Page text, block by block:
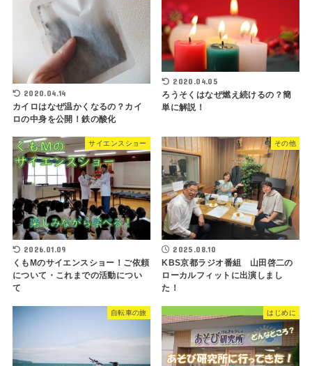
2020.04.14
カイロはなぜ温かくなるの？カイ
ロの中身を公開！鉄の酸化
2020.04.05
ろうそくはなぜ燃え続けるの？簡
単に解説！
サイエンスショー
2026.01.09
くもMのサイエンスショー！ご依頼
について・これまでの活動につい
て
その他
2025.08.10
KBS京都ラジオ番組 山田啓二の
ローカルフィットに出演しまし
た！
自転車の旅 はじめに